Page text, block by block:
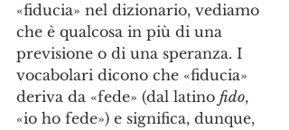
«fiducia» nel dizionario, vediamo
che è qualcosa in più di una
previsione o di una speranza. I
vocabolari dicono che «fiducia»
deriva da «fede» (dal latino fido,
«io ho fede») e significa, dunque,